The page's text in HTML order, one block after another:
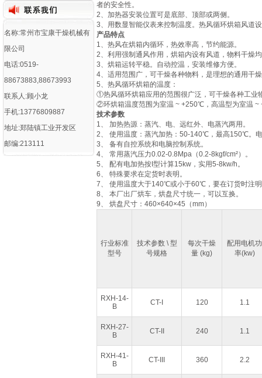
名称:常州市宝康干燥机械有
限公司
电话:0519-
88673883,88673993
联系人:顾小龙
手机:13776809887
地址:郑陆镇工业开发区
邮编:213111
者的安全性。
2、加热器安装位置可是底部、顶部或两侧。
3、用数显智能仪表来控制温度。热风循环烘箱风道
产品特点
1、热风在烘箱内循环，热效率高，节约能源。
2、利用强制通风作用，烘箱内设有风道，物料干燥
3、烘箱运转平稳。自动控温，安装维修方便。
4、适用范围广，可干燥各种物料，是理想的通用干
5、热风循环烘箱的温度：
①热风循环烘箱应用的范围很广泛，可干燥各种工业
②环烘箱温度范围为室温 ~ +250℃，高温型为室温
技术参数
1、 加热热源：蒸汽、电、远红外、电蒸汽两用。
2、 使用温度：蒸汽加热：50-140℃，最高150℃。
3、 备有自控系统和电脑控制系统。
4、 常用蒸汽压力0.02-0.8Mpa（0.2-8kgf/cm²）。
5、 配有电加热按I型计算15kw，实用5-8kw/h。
6、 特殊要求在定货时表明。
7、 使用温度大于140℃或小于60℃，要在订货时注
8、 本厂出厂烘车，烘盘尺寸统一，可以互换。
9、 烘盘尺寸：460×640×45（mm）
行业标准
型号
技术参数 \ 型
号规格
每次干燥
量 (kg)
配用电机功
率(kw)
RXH-14-
B
CT-I 120 1.1
RXH-27-
B
CT-II 240 1.1
RXH-41-
B
CT-III 360 2.2